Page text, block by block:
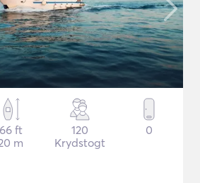
66 ft
m
120
Krydstogt
0